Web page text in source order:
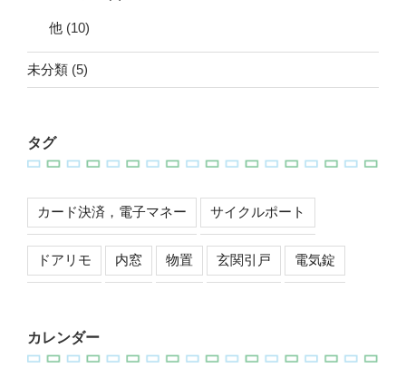
他 (10)
未分類 (5)
タグ
カード決済，電子マネー サイクルポート
ドアリモ 内窓 物置 玄関引戸 電気錠
カレンダー